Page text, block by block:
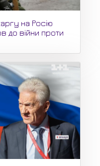
на Росію
до війни проти